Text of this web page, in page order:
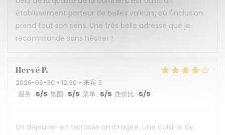
établissement porteur de belles valeurs, où l'inclusion
prend tout son sens. Une très belle adresse que je
recommande sans hésiter !
HervéP
2026-06-30 - 12:30 - 来宾 3
服务 : 5/5 氛围 : 5/5 菜单 : 5/5 质价比 : 5/5
Un déjeuner en terrasse ombragée, une cuisine de